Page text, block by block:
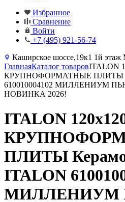
Избранное
Сравнение
Войти
+7 (495) 921-56-74
Каширское шоссе,19к1 1й
ГлавнаяКаталог товаровITALON
КРУПНОФОРМАТНЫЕ ПЛИТЫ
610010004102 МИЛЛЕНИУМ
НОВИНКА 2026!
ITALON
ПЛИТЫ
ITALON
МИЛЛЕНИУМ